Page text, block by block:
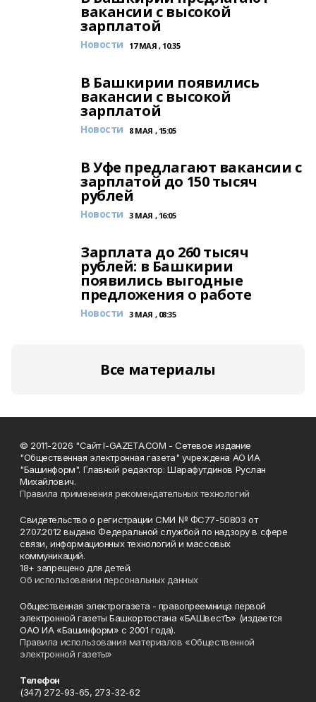
вакансии с высокой
зарплатой
Новости 17 МАЯ , 10:35
В Башкирии появились
вакансии с высокой
зарплатой
Новости 8 МАЯ , 15:05
В Уфе предлагают вакансии с
зарплатой до 150 тысяч
рублей
Новости 3 МАЯ , 16:05
Зарплата до 260 тысяч
рублей: в Башкирии
появились выгодные
предложения о работе
Новости 3 МАЯ , 08:35
Все материалы
© 2011-2026 "Сайт I-GAZETA.COM - Сетевое издание
"Общественная электронная газета" учреждена АО ИА
"Башинформ". Главный редактор: Шарафутдинов Руслан
Михайлович.
Правила применения рекомендательных технологий
Свидетельство о регистрации СМИ № ФС77-50803 от
27.07.2012 выдано Федеральной службой по надзору в сфере
связи, информационных технологий и массовых
коммуникаций.
18+ запрещено для детей.
Об использовании персональных данных
Общественная электрогазета - правопреемница первой
электронной газеты Башкортостана «БАШвестЪ» (издается
ОАО ИА «Башинформ» с 2001 года).
Правила использования материалов «Общественной
электронной газеты»
Телефон
(347) 272-93-65, 273-32-62